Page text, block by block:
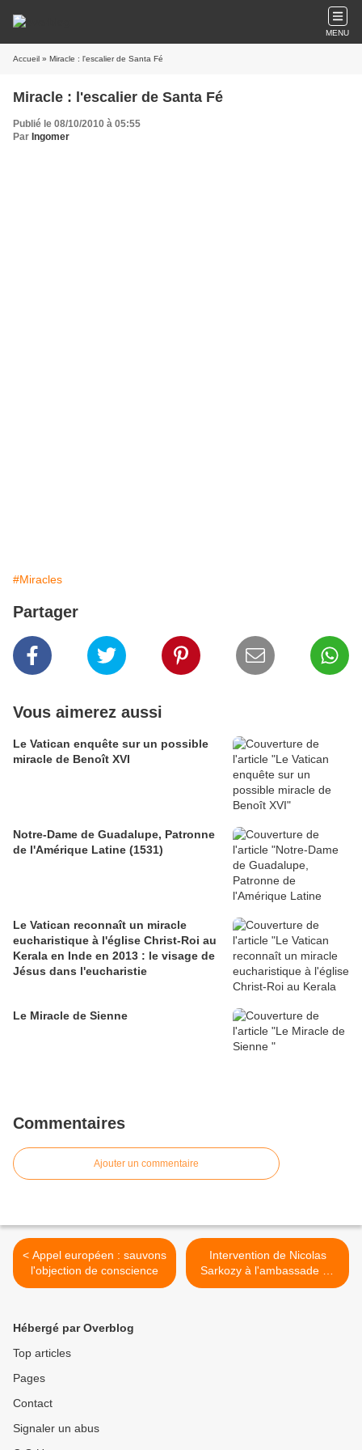
MENU
Accueil » Miracle : l'escalier de Santa Fé
Miracle : l'escalier de Santa Fé
Publié le 08/10/2010 à 05:55
Par Ingomer
#Miracles
Partager
Vous aimerez aussi
Le Vatican enquête sur un possible
miracle de Benoît XVI
Notre-Dame de Guadalupe, Patronne
de l'Amérique Latine (1531)
Le Vatican reconnaît un miracle
eucharistique à l'église Christ-Roi au
Kerala en Inde en 2013 : le visage de
Jésus dans l'eucharistie
Le Miracle de Sienne
Commentaires
Ajouter un commentaire
< Appel européen : sauvons
l'objection de conscience
Intervention de Nicolas
Sarkozy à l'ambassade de
France près le Saint-Siège
Hébergé par Overblog
Top articles
Pages
Contact
Signaler un abus